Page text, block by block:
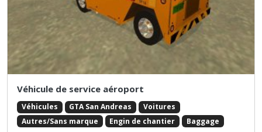
Véhicule de service aéroport
Véhicules GTA San Andreas
Voitures
Autres/Sans marque
Engin de chantier Baggage